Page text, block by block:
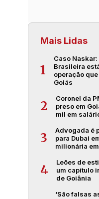
Mais Lidas
1
Caso
Brasileira
operação
Goiás
2
Coronel da
preso em
mil em
3
Advogada é
para Dubai
milionária
4
Leões de
um capítulo
de Goiânia
‘São falsas